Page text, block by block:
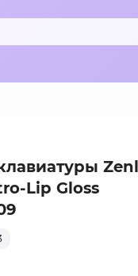
Lip Gloss